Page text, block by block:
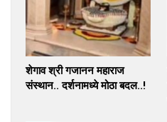
शेगाव श्री गजानन महाराज
संस्थान.. दर्शनामध्ये मोठा बदल..!